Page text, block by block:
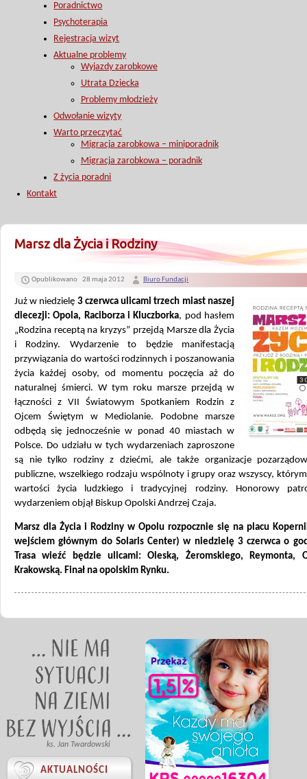
Poradnictwo
Psychoterapia
Rejestracja wizyt
Aktualne problemy
Wyjazdy zarobkowe
Utrata Dziecka
Problemy młodzieży
Odwołanie wizyty
Warto przeczytać
Migracja zarobkowa – miniporadnik
Migracja zarobkowa – poradnik
Z życia poradni
Kontakt
Marsz dla Życia i Rodziny
Opublikowano 28 maja 2012 Biuro Fundacji
Już w niedzielę 3 czerwca ulicami trzech miast naszej
diecezji: Opola, Raciborza i Kluczborka, pod hasłem
„Rodzina receptą na kryzys” przejdą Marsze dla Życia
i Rodziny. Wydarzenie to będzie manifestacją
przywiązania do wartości rodzinnych i poszanowania
życia każdej osoby, od momentu poczęcia aż do
naturalnej śmierci. W tym roku marsze przejdą w
łączności z VII Światowym Spotkaniem Rodzin z
Ojcem Świętym w Mediolanie. Podobne marsze
odbędą się jednocześnie w ponad 40 miastach w
Polsce. Do udziału w tych wydarzeniach zaproszone
są nie tylko rodziny z dziećmi, ale także organizacje
publiczne, wszelkiego rodzaju wspólnoty i grupy oraz wszyscy,
wartości życia ludzkiego i tradycyjnej rodziny. Honorowy
wydarzeniem objął Biskup Opolski Andrzej Czaja.
Marsz dla Życia i Rodziny w Opolu rozpocznie się na placu
wejściem głównym do Solaris Center) w niedzielę 3 czerwca o
Trasa wieźć będzie ulicami: Oleską, Żeromskiego, Reymonta,
Krakowską. Finał na opolskim Rynku.
ks. Jan Twardowski
 AKTUALNOŚCI